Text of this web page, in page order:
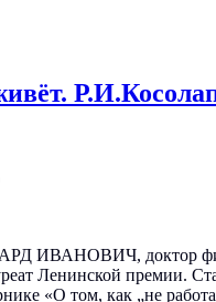
ИВАНОВИЧ, доктор
Ленинской премии.
«О том, как „не